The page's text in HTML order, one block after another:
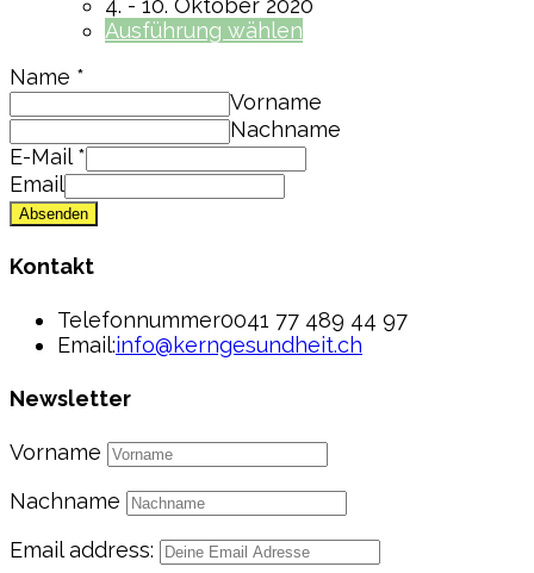
Ausführung wählen
Name *
Vorname
Nachname
E-Mail *
Email
Absenden
Kontakt
Telefonnummer0041 77 489 44 97
Email:info@kerngesundheit.ch
Newsletter
Vorname
Nachname
Email address: